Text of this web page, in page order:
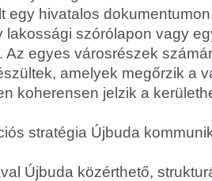
egy hivatalos
lakossági szórólapon vagy
Az egyes városrészek
amelyek megőrzik a
koherensen jelzik a
stratégia Újbuda
Újbuda közérthető,